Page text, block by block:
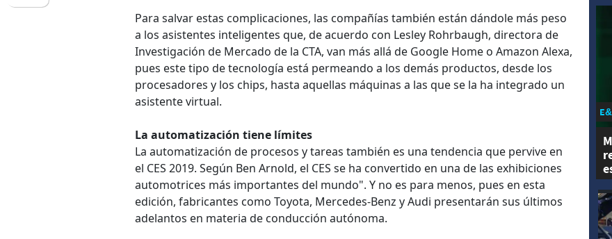
Para salvar estas complicaciones, las compañías también están dándole más peso
a los asistentes inteligentes que, de acuerdo con Lesley Rohrbaugh, directora de
Investigación de Mercado de la CTA, van más allá de Google Home o Amazon Alexa,
pues este tipo de tecnología está permeando a los demás productos, desde los
procesadores y los chips, hasta aquellas máquinas a las que se la ha integrado un
asistente virtual.
La automatización tiene límites
La automatización de procesos y tareas también es una tendencia que pervive en
el CES 2019. Según Ben Arnold, el CES se ha convertido en una de las exhibiciones
automotrices más importantes del mundo". Y no es para menos, pues en esta
edición, fabricantes como Toyota, Mercedes-Benz y Audi presentarán sus últimos
adelantos en materia de conducción autónoma.